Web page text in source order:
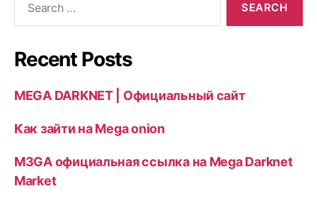
Recent Posts
MEGA DARKNET | Официальный сайт
Как зайти на Mega onion
M3GA официальная ссылка на Mega Darknet
Market